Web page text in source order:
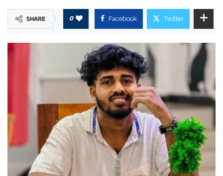
SHARE 0 Facebook Twitter